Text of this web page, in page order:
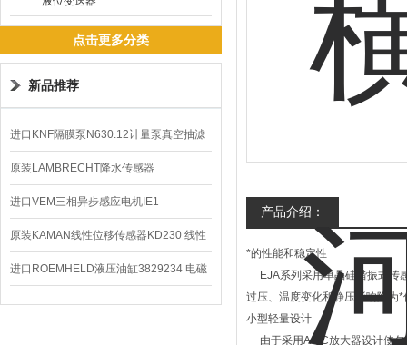
点击更多分类
新品推荐
进口KNF隔膜泵N630.12计量泵真空抽滤
泵价格
原装LAMBRECHT降水传感器
00.14575.20气象仪
进口VEM三相异步感应电机IE1-
K21R80G4马达
原装KAMAN线性位移传感器KD230 线性
编码器
进口ROEMHELD液压油缸3829234 电磁
阀定位器
产品介绍：
*的性能和稳定性
EJA系列采用单晶硅谐振式传
过压、温度变化和静压影响降为
小型轻量设计
由于采用ASIC放大器设计使包